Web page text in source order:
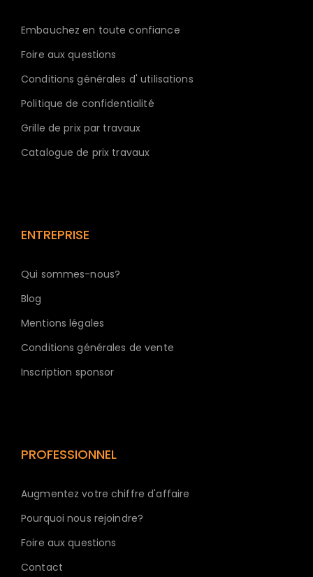
Embauchez en toute confiance
Foire aux questions
Conditions générales d' utilisations
Politique de confidentialité
Grille de prix par travaux
Catalogue de prix travaux
ENTREPRISE
Qui sommes-nous?
Blog
Mentions légales
Conditions générales de vente
Inscription sponsor
PROFESSIONNEL
Augmentez votre chiffre d'affaire
Pourquoi nous rejoindre?
Foire aux questions
Contact